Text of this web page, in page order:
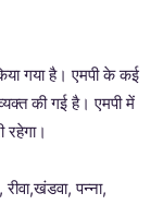
गया है। एमपी के कई
की गई है। एमपी में
रहेगा।
पन्ना,